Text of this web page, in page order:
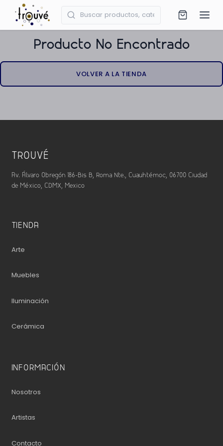
Producto No Encontrado
VOLVER A LA TIENDA
TROUVÉ
Av. Álvaro Obregón 186-Bis B, Roma Nte., Cuauhtémoc, 06700 Ciudad
de México, CDMX, Mexico
TIENDA
Arte
Muebles
Iluminación
Cerámica
INFORMACIÓN
Nosotros
Artistas
Contacto